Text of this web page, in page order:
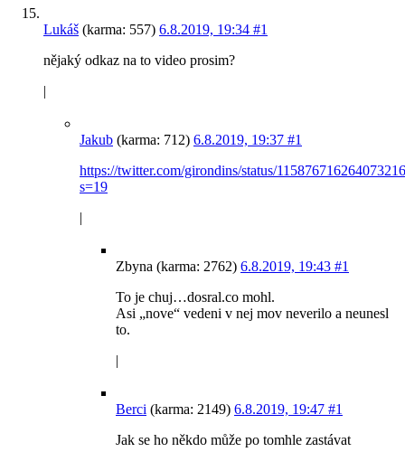
Lukáš (karma: 557) 6.8.2019, 19:34 #1
nějaký odkaz na to video prosim?
|
Jakub (karma: 712) 6.8.2019, 19:37 #1
https://twitter.com/girondins/status/
s=19
|
Zbyna (karma: 2762) 6.8.2019, 19:43 #1
To je chuj…dosral.co mohl.
Asi „nove“ vedeni v nej mov neverilo a neunesl
to.
|
Berci (karma: 2149) 6.8.2019, 19:47 #1
Jak se ho někdo může po tomhle zastávat